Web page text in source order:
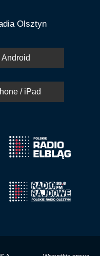
Olsztyn
/ iPad